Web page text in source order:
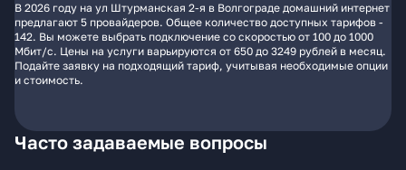
В 2026 году на ул Штурманская 2-я в Волгограде домашний интернет
предлагают 5 провайдеров. Общее количество доступных тарифов -
142. Вы можете выбрать подключение со скоростью от 100 до 1000
Мбит/с. Цены на услуги варьируются от 650 до 3249 рублей в месяц.
Подайте заявку на подходящий тариф, учитывая необходимые опции
и стоимость.
Часто задаваемые вопросы